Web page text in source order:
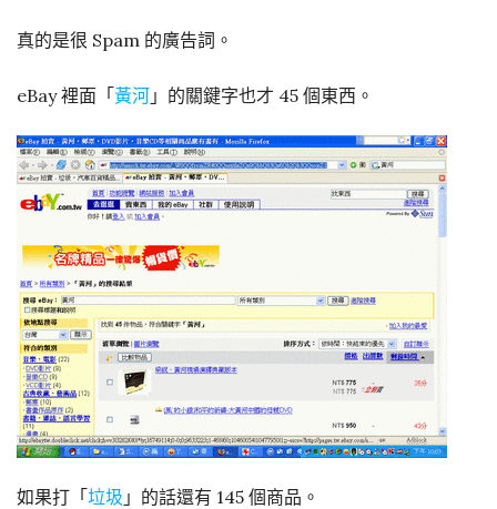
真的是很 Spam 的廣告詞。
eBay 裡面「黃河 」的關鍵字也才 45 個東西。
如果打「垃圾 」的話還有 145 個商品。